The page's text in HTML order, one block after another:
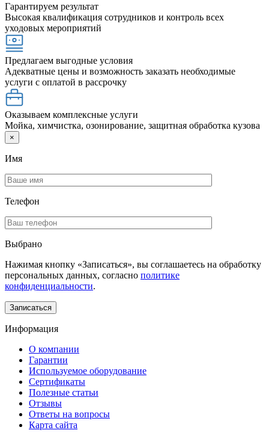
Гарантируем результат
Высокая квалификация сотрудников и контроль всех
уходовых мероприятий
Предлагаем выгодные условия
Адекватные цены и возможность заказать необходимые
услуги с оплатой в рассрочку
Оказываем комплексные услуги
Мойка, химчистка, озонирование, защитная обработка кузова
×
Имя
Телефон
Выбрано
Нажимая кнопку «Записаться», вы соглашаетесь на обработку
персональных данных, согласно политике
конфиденциальности.
Информация
О компании
Гарантии
Используемое оборудование
Сертификаты
Полезные статьи
Отзывы
Ответы на вопросы
Карта сайта